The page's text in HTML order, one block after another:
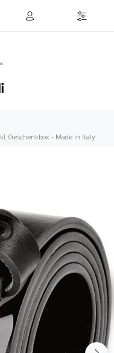
Geschenkbox - Made in Italy